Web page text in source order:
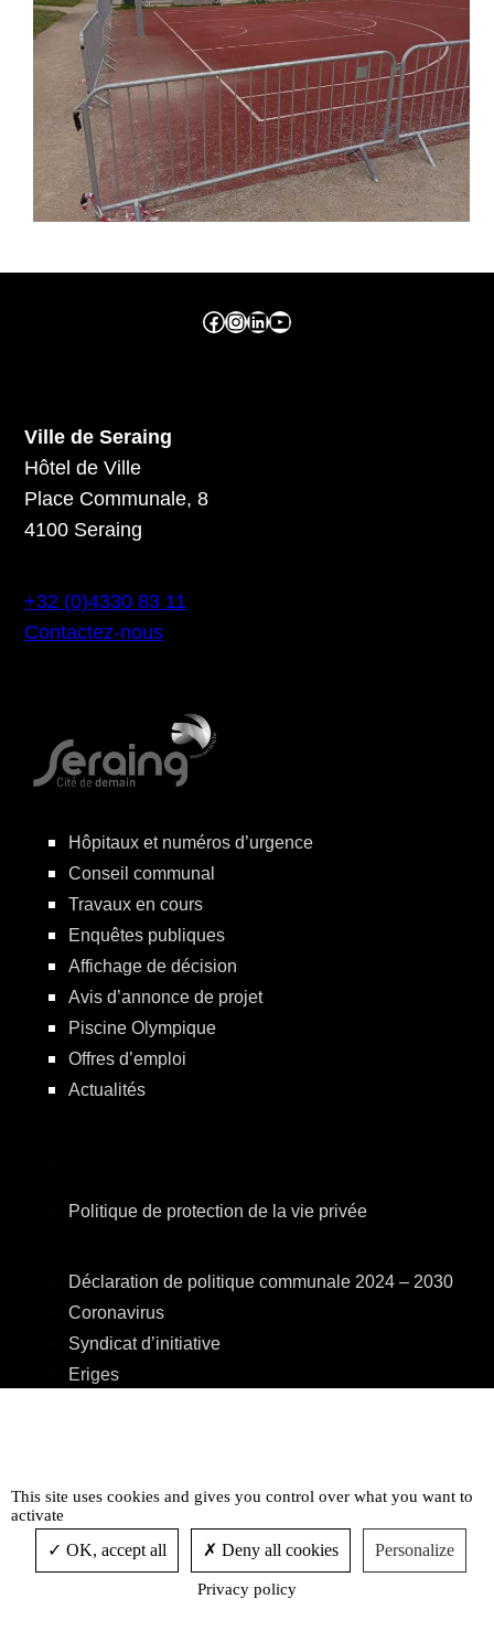
Facebook ville de seraing Instragram ville de seraing linkedin – ville de seraing YouTube
Ville de Seraing
Hôtel de Ville
Place Communale, 8
4100 Seraing
+32 (0)4330 83 11
Contactez-nous
Hôpitaux et numéros d’urgence
Conseil communal
Travaux en cours
Enquêtes publiques
Affichage de décision
Avis d’annonce de projet
Piscine Olympique
Offres d’emploi
Actualités
Politique de protection de la vie privée
Déclaration de politique communale 2024 – 2030
Coronavirus
Syndicat d’initiative
Eriges
Accessibilité
This site uses cookies and gives you control over what you want to
activate
OK, accept all Deny all cookies Personalize
Privacy policy